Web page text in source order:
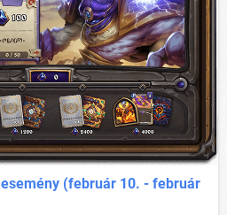
(február 10. - február